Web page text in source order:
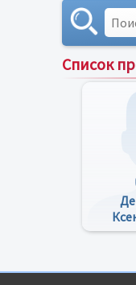
Список